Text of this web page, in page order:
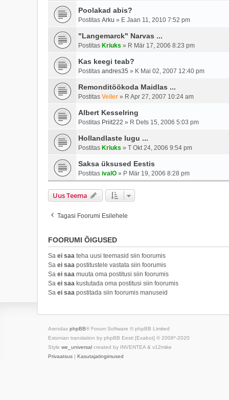
Poolakad abis?
Postitas Arku » E Jaan 11, 2010 7:52 pm
"Langemarck" Narvas ...
Postitas Kriuks » R Mär 17, 2006 8:23 pm
Kas keegi teab?
Postitas andres35 » K Mai 02, 2007 12:40 pm
Remonditöökoda Maidlas ...
Postitas Veiler » R Apr 27, 2007 10:24 am
Albert Kesselring
Postitas Priit222 » R Dets 15, 2006 5:03 pm
Hollandlaste lugu ...
Postitas Kriuks » T Okt 24, 2006 9:54 pm
Saksa üksused Eestis
Postitas ivalO » P Mär 19, 2006 8:28 pm
Uus Teema
Tagasi Foorumi Esilehele
FOORUMI ÕIGUSED
Sa ei saa teha uusi teemasid siin foorumis
Sa ei saa postitustele vastata siin foorumis
Sa ei saa muuta oma postitusi siin foorumis
Sa ei saa kustutada oma postitusi siin foorumis
Sa ei saa postitada siin foorumis manuseid
Arendas phpBB® Forum Software © phpBB Limited
Estonian translation by phpBB Eesti [Exabot] © 2008*-2020
Style we_universal created by INVENTEA & v12mike
Privaatsus | Kasutajatingimused